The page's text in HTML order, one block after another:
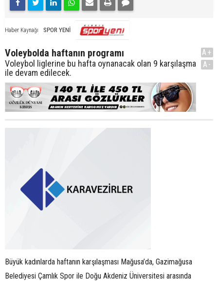
Haber Kaynağı SPOR YENİ
Voleybolda haftanın programı
Voleybol liglerine bu hafta oynanacak olan 9 karşılaşma
ile devam edilecek.
A+
A-
Büyük kadınlarda haftanın karşılaşması Mağusa’da, Gazimağusa
Belediyesi Çamlık Spor ile Doğu Akdeniz Üniversitesi arasında